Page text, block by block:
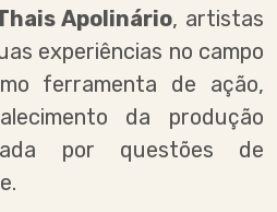
Apolinário, artistas
experiências no campo
ferramenta de ação,
da produção
por questões de